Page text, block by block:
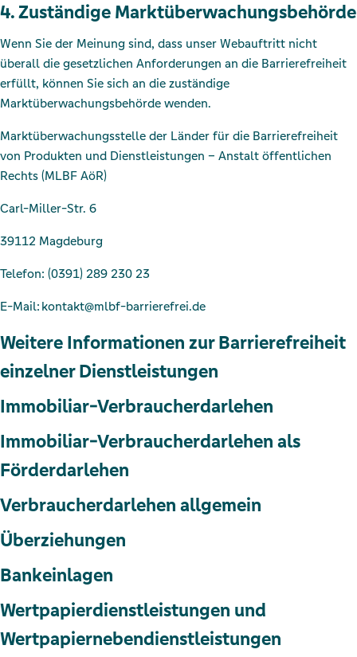
4. Zuständige Marktüberwachungsbehörde
Wenn Sie der Meinung sind, dass unser Webauftritt nicht
überall die gesetzlichen Anforderungen an die Barrierefreiheit
erfüllt, können Sie sich an die zuständige
Marktüberwachungsbehörde wenden.
Marktüberwachungsstelle der Länder für die Barrierefreiheit
von Produkten und Dienstleistungen – Anstalt öffentlichen
Rechts (MLBF AöR)
Carl-Miller-Str. 6
39112 Magdeburg
Telefon: (0391) 289 230 23
E-Mail: kontakt@mlbf-barrierefrei.de
Weitere Informationen zur Barrierefreiheit
einzelner Dienstleistungen
Immobiliar-Verbraucherdarlehen
Immobiliar-Verbraucherdarlehen als
Förderdarlehen
Verbraucherdarlehen allgemein
Überziehungen
Bankeinlagen
Wertpapierdienstleistungen und
Wertpapiernebendienstleistungen